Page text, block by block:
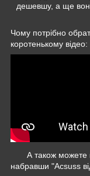
дешевшу, а ще
Чому потрібно
коротенькому відео:
А також можете
набравши "Acsuss